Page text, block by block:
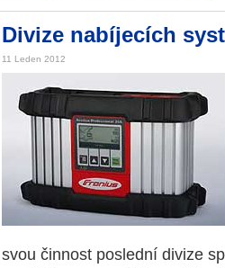
Divize nabíjecích
11 Leden 2012
svou činnost poslední divize